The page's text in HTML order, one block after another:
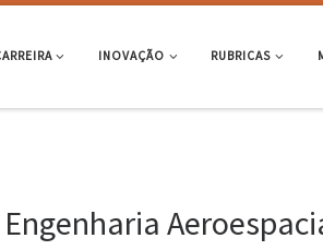
INOVAÇÃO RUBRICAS